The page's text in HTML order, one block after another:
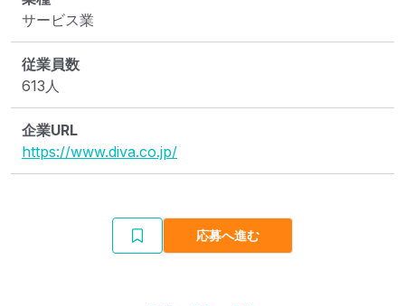
サービス業
従業員数
613人
企業URL
https://www.diva.co.jp/
応募へ進む